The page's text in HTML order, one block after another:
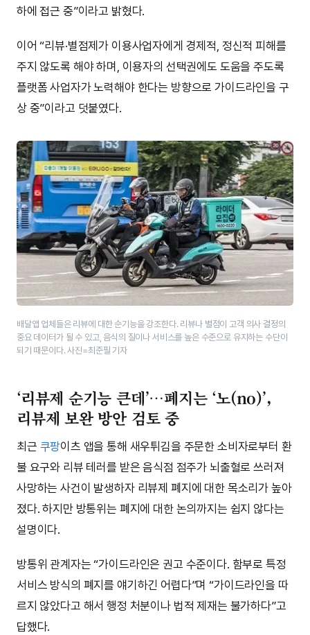
하에 접근 중”이라고 밝혔다.
이어 “리뷰·별점제가 이용사업자에게 경제적, 정신적 피해를
주지 않도록 해야 하며, 이용자의 선택권에도 도움을 주도록
플랫폼 사업자가 노력해야 한다는 방향으로 가이드라인을 구
상 중”이라고 덧붙였다.
배달앱 업체들은 리뷰에 대한 순기능을 강조한다. 리뷰나 별점이 고객 의사 결정의
중요 데이터가 될 수 있고, 음식의 질이나 서비스를 높은 수준으로 유지하는 수단이
되기 때문이다. 사진=최준필 기자
‘리뷰제 순기능 큰데’…폐지는 ‘노(no)’,
리뷰제 보완 방안 검토 중
최근 쿠팡이츠 앱을 통해 새우튀김을 주문한 소비자로부터 환
불 요구와 리뷰 테러를 받은 음식점 점주가 뇌출혈로 쓰러져
사망하는 사건이 발생하자 리뷰제 폐지에 대한 목소리가 높아
졌다. 하지만 방통위는 폐지에 대한 논의까지는 쉽지 않다는
설명이다.
방통위 관계자는 “가이드라인은 권고 수준이다. 함부로 특정
서비스 방식의 폐지를 얘기하긴 어렵다”며 “가이드라인을 따
르지 않았다고 해서 행정 처분이나 법적 제재는 불가하다”고
답했다.